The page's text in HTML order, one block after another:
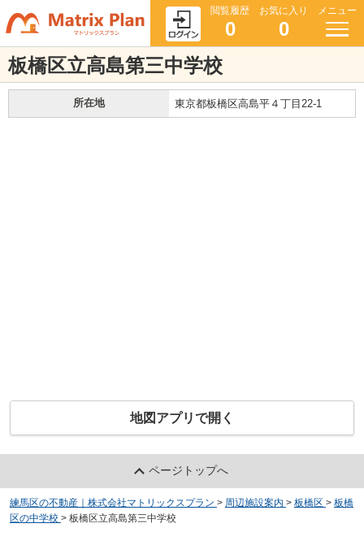
閲覧履歴
0
お気に入り
0
メニュー
板橋区立高島第三中学校
所在地 東京都板橋区高島平４丁目22-1
地図アプリで開く
ページトップへ
練馬区の不動産｜株式会社マトリックスプラン > 周辺施設案内 > 板橋区 > 板橋
区の中学校 > 板橋区立高島第三中学校